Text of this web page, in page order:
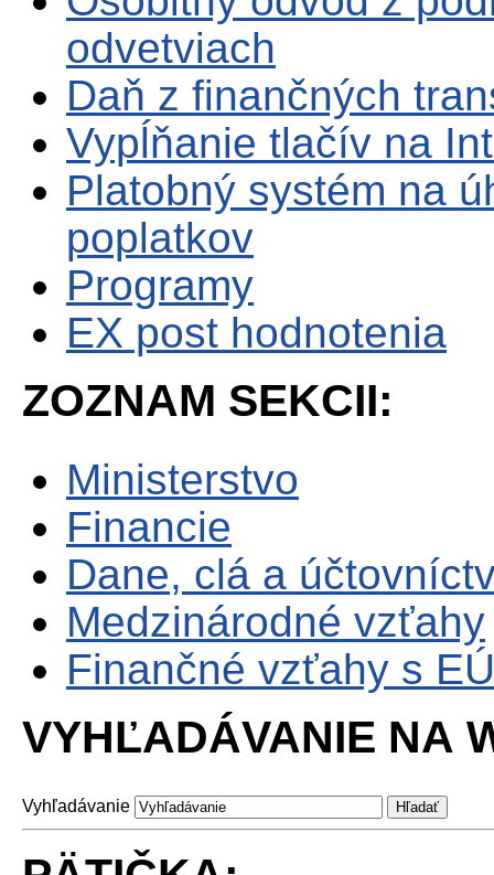
odvetviach
Daň z finančných
Vypĺňanie tlačív na
Platobný systém na
poplatkov
Programy
EX post hodnotenia
ZOZNAM SEKCII:
Ministerstvo
Financie
Dane, clá a
Medzinárodné vzťahy
Finančné vzťahy s EÚ
VYHĽADÁVANIE NA
Vyhľadávanie